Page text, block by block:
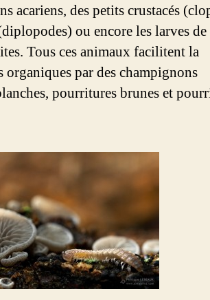
acariens, des petits crustacés
ou encore les larves de
Tous ces animaux facilitent la
par des champignons
pourritures brunes et